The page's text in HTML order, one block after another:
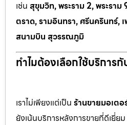
เช่น สุขุมวิท, พระราม 2, พระราม
ตราด, รามอินทรา, ศรีนครินทร์,
สนามบิน สุวรรณภูมิ
ทำไมต้องเลือกใช้บริการกั
เราไม่เพียงแต่เป็น ร้านขายมอเตอ
ยังเน้นบริการหลังการขายที่ดีเยี่